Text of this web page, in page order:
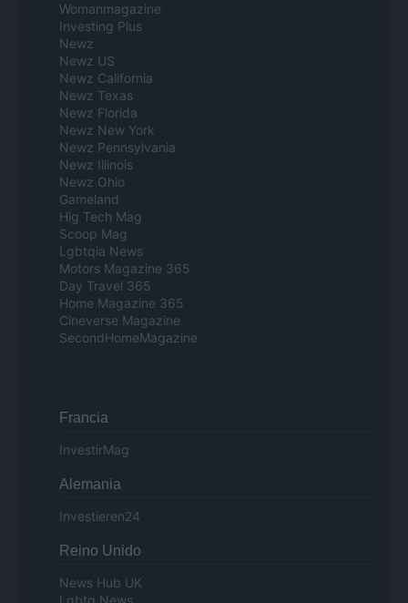
Womanmagazine
Investing Plus
Newz
Newz US
Newz California
Newz Texas
Newz Florida
Newz New York
Newz Pennsylvania
Newz Illinois
Newz Ohio
Gameland
Hig Tech Mag
Scoop Mag
Lgbtqia News
Motors Magazine 365
Day Travel 365
Home Magazine 365
Cineverse Magazine
SecondHomeMagazine
Francia
InvestirMag
Alemania
Investieren24
Reino Unido
News Hub UK